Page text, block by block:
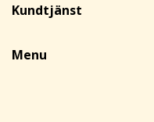
Kundtjänst
Menu